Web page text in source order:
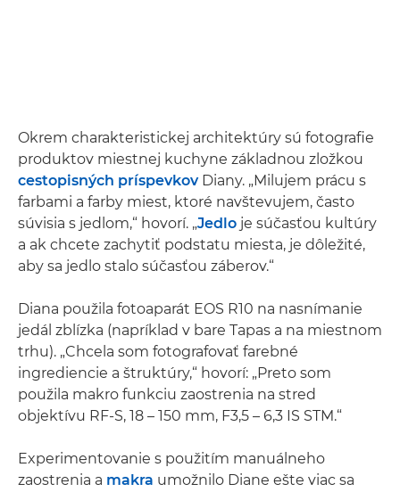
Okrem charakteristickej architektúry sú fotografie
produktov miestnej kuchyne základnou zložkou
cestopisných príspevkovDiany. „Milujem prácu s
farbami a farby miest, ktoré navštevujem, často
súvisia s jedlom,“ hovorí. „Jedlo je súčasťou kultúry
a ak chcete zachytiť podstatu miesta, je dôležité,
aby sa jedlo stalo súčasťou záberov.“
Diana použila fotoaparát EOS R10 na nasnímanie
jedál zblízka (napríklad v bare Tapas a na miestnom
trhu). „Chcela som fotografovať farebné
ingrediencie a štruktúry,“ hovorí: „Preto som
použila makro funkciu zaostrenia na stred
objektívu RF-S, 18 – 150 mm, F3,5 – 6,3 IS STM.“
Experimentovanie s použitím manuálneho
zaostrenia a makra umožnilo Diane ešte viac sa